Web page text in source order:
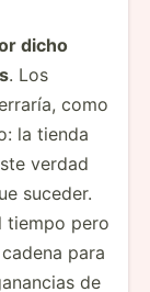
dicho
. Los
como
la tienda
verdad
suceder.
tiempo pero
para
de